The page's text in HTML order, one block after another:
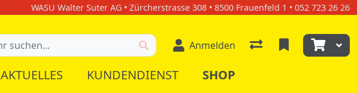
WASU Walter Suter AG • Zürcherstrasse 308 • 8500 Frauenfeld 1 • 052 723 26 26
Anmelden
AKTUELLES KUNDENDIENST SHOP